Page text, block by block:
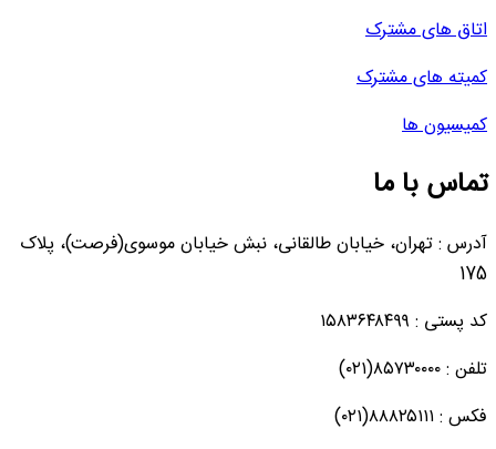
اتاق های مشترک
کمیته های مشترک
کمیسیون ها
تماس با ما
آدرس : تهران، خیابان طالقانی، نبش خیابان موسوی(فرصت)، پلاک
175
کد پستی : ۱۵۸۳۶۴۸۴۹۹
تلفن : ۸۵۷۳۰۰۰۰(۰۲۱)
فکس : ۸۸۸۲۵۱۱۱(۰۲۱)